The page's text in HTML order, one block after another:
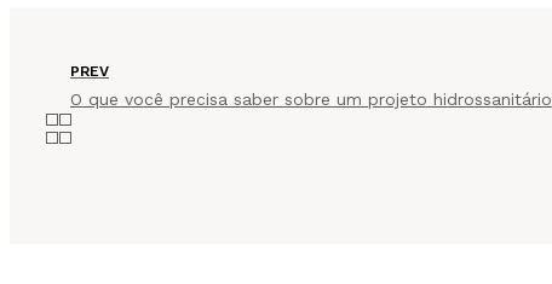
PREV
O que você precisa saber sobre um projeto hidrossanitário